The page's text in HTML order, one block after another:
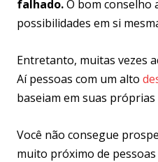
falhado.O bom conselho
possibilidades em si
Entretanto, muitas vezes
Aí pessoas com um alto
baseiam em suas próprias
Você não consegue
muito próximo de